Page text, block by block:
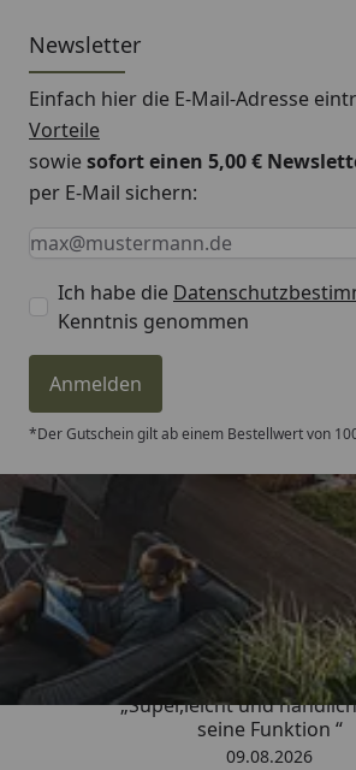
Newsletter
Einfach hier die E-Mail-Adresse
Vorteile
sowiesofort einen 5,00 €
per E-Mail sichern:
Keine Eingabe erforderlich
Eingabe erforderlich
E-Mail *
Ich habe die
Kenntnis genommen
Anmelden
*Der Gutschein gilt ab einem Bestellwert von
Trusted Shops
4,81/ 5
„Super,leicht und
seine Funktion “
09.08.2026